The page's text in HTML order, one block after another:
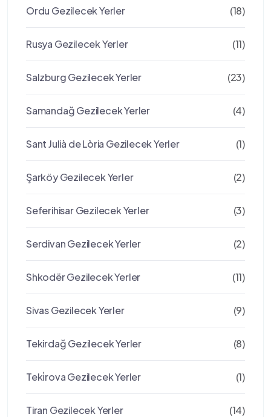
Ordu Gezilecek Yerler (18)
Rusya Gezilecek Yerler (11)
Salzburg Gezilecek Yerler (23)
Samandağ Gezilecek Yerler (4)
Sant Julià de Lòria Gezilecek Yerler (1)
Şarköy Gezilecek Yerler (2)
Seferihisar Gezilecek Yerler (3)
Serdivan Gezilecek Yerler (2)
Shkodër Gezilecek Yerler (11)
Sivas Gezilecek Yerler (9)
Tekirdağ Gezilecek Yerler (8)
Teki̇rova Gezilecek Yerler (1)
Tiran Gezilecek Yerler (14)